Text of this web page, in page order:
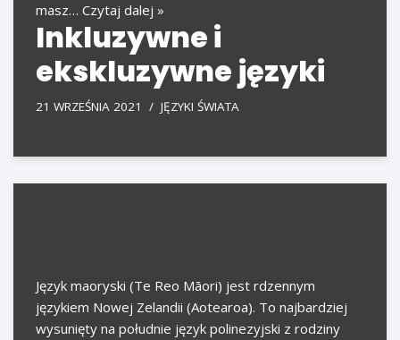
masz… Czytaj dalej »
Inkluzywne i
ekskluzywne języki
21 WRZEŚNIA 2021 JĘZYKI ŚWIATA
Język maoryski (Te Reo Māori) jest rdzennym
językiem Nowej Zelandii (Aotearoa). To najbardziej
wysunięty na południe język polinezyjski z rodziny